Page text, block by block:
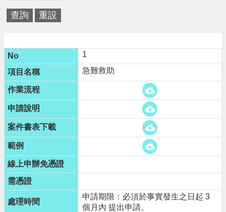
申
市
民
卡
進
階
搜
尋
大
園
區
1
急難救助
申請期限：必須於事實發生之日起 3
個月內 提出申請。